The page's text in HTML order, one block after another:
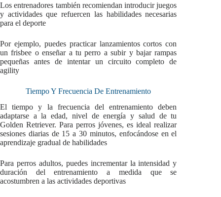
Los entrenadores también recomiendan introducir juegos
y actividades que refuercen las habilidades necesarias
para el deporte
Por ejemplo, puedes practicar lanzamientos cortos con
un frisbee o enseñar a tu perro a subir y bajar rampas
pequeñas antes de intentar un circuito completo de
agility
Tiempo Y Frecuencia De Entrenamiento
El tiempo y la frecuencia del entrenamiento deben
adaptarse a la edad, nivel de energía y salud de tu
Golden Retriever. Para perros jóvenes, es ideal realizar
sesiones diarias de 15 a 30 minutos, enfocándose en el
aprendizaje gradual de habilidades
Para perros adultos, puedes incrementar la intensidad y
duración del entrenamiento a medida que se
acostumbren a las actividades deportivas